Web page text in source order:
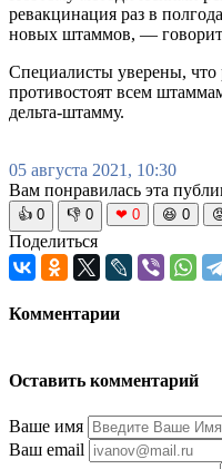
ревакцинация раз в
новых штаммов, —
Специалисты уверены,
противостоят всем
дельта-штамму.
05 августа 2021, 10:30
Вам понравилась эта
👍 0 👎 0 ❤ 0 😆 0
Поделиться
Комментарии
Оставить комментарий
Ваше имя
Ваш email